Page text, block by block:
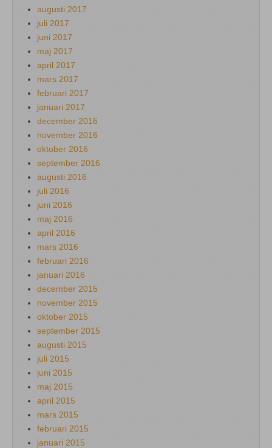
augusti 2017
juli 2017
juni 2017
maj 2017
april 2017
mars 2017
februari 2017
januari 2017
december 2016
november 2016
oktober 2016
september 2016
augusti 2016
juli 2016
juni 2016
maj 2016
april 2016
mars 2016
februari 2016
januari 2016
december 2015
november 2015
oktober 2015
september 2015
augusti 2015
juli 2015
juni 2015
maj 2015
april 2015
mars 2015
februari 2015
januari 2015